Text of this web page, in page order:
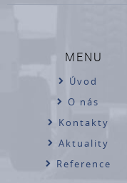
MENU
Úvod
O nás
Kontakty
Aktuality
Reference